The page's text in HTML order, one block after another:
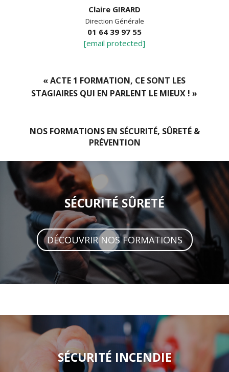
Claire GIRARD
Direction Générale
01 64 39 97 55
[email protected]
« ACTE 1 FORMATION, CE SONT LES
STAGIAIRES QUI EN PARLENT LE MIEUX ! »
NOS FORMATIONS EN SÉCURITÉ, SÛRETÉ &
PRÉVENTION
SÉCURITÉ SÛRETÉ
DÉCOUVRIR NOS FORMATIONS
SÉCURITÉ INCENDIE